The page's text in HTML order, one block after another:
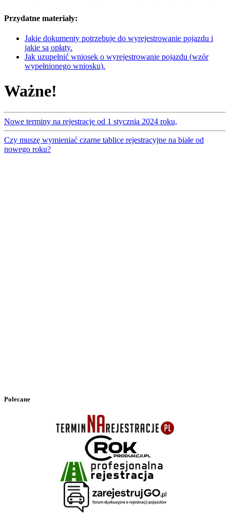
Przydatne materiały:
Jakie dokumenty potrzebuje do wyrejestrowanie pojazdu i
jakie są opłaty.
Jak uzupełnić wniosek o wyrejestrowanie pojazdu (wzór
wypełnionego wniosku).
Ważne!
Nowe terminy na rejestracje od 1 stycznia 2024 roku,
Czy muszę wymieniać czarne tablice rejestracyjne na białe od
nowego roku?
Polecane